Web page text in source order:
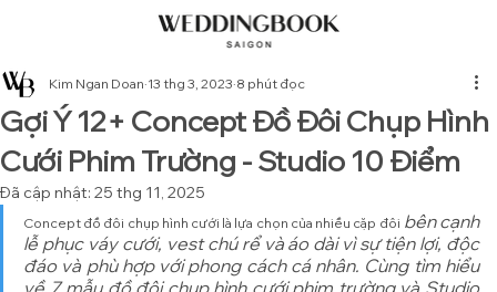
Gợi Ý 12+ Concept Đồ Đôi Chụp Hình
Cưới Phim Trường - Studio 10 Điểm
Kim Ngan Doan 13 thg 3, 2023 8 phút đọc
Đã cập nhật: 25 thg 11, 2025
Concept đồ đôi chụp hình cưới là lựa chọn của nhiều cặp đôi bên cạnh
lễ phục váy cưới, vest chú rể và áo dài vì sự tiện lợi, độc
đáo và phù hợp với phong cách cá nhân. Cùng tìm hiểu
về 7 mẫu đồ đôi chụp hình cưới phim trường và Studio